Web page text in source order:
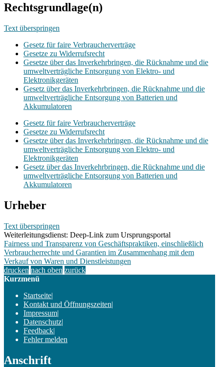
Rechtsgrundlage(n)
Text überspringen
Gesetz für faire Verbraucherverträge
Gesetze zu Widerrufsrecht
Gesetze über das Inverkehrbringen, die Rücknahme und die
umweltverträgliche Entsorgung von Elektro- und
Elektronikgeräten
Gesetz über das Inverkehrbringen, die Rücknahme und die
umweltverträgliche Entsorgung von Batterien und
Akkumulatoren
Gesetz für faire Verbraucherverträge
Gesetze zu Widerrufsrecht
Gesetze über das Inverkehrbringen, die Rücknahme und die
umweltverträgliche Entsorgung von Elektro- und
Elektronikgeräten
Gesetz über das Inverkehrbringen, die Rücknahme und die
umweltverträgliche Entsorgung von Batterien und
Akkumulatoren
Urheber
Text überspringen
Weiterleitungsdienst: Deep-Link zum Ursprungsportal
Fairness und Transparenz von Geschäftspraktiken, einschließlich
Verbraucherrechte und Garantien im Zusammenhang mit dem
Verkauf von Waren und Dienstleistungen
drucken nach oben zurück
Kurzmenü
Startseite|
Kontakt und Öffnungszeiten|
Impressum|
Datenschutz|
Feedback|
Fehler melden
Anschrift